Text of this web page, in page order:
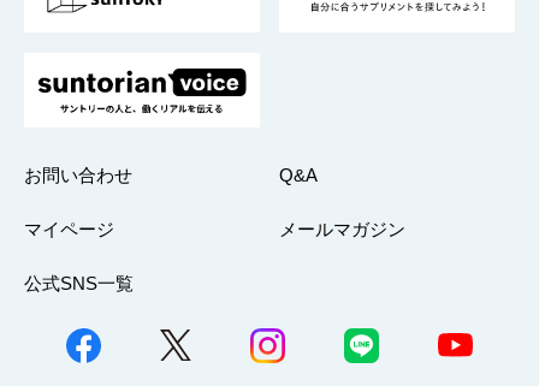
お問い合わせ Q&A
マイページ メールマガジン
公式SNS一覧